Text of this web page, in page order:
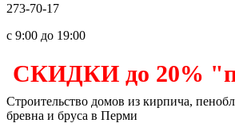
273-70-17
с 9:00 до 19:00
СКИДКИ до 20%
Строительство домов из кирпича,
бревна и бруса в Перми